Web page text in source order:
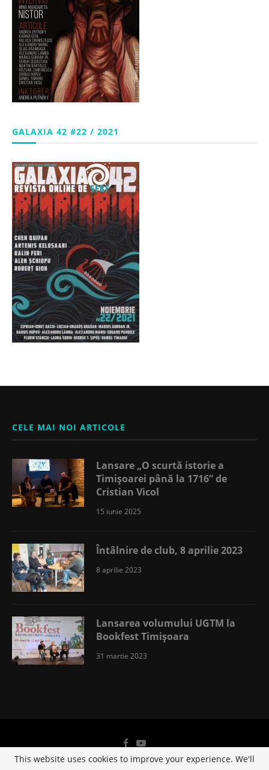
GALAXIA 42 #22 / 2021
CELE MAI NOI ARTICOLE
Lansare „O scurtă istorie a
Timișoarei până la 1716” de
Cristian Vicol
15 iunie 2025
Întâlnire de club, 8 aprilie 2023
8 aprilie 2023
Lansarea volumului UGTM la
Bookfest Timișoara
31 martie 2023
This website uses cookies to improve your experience. We'll